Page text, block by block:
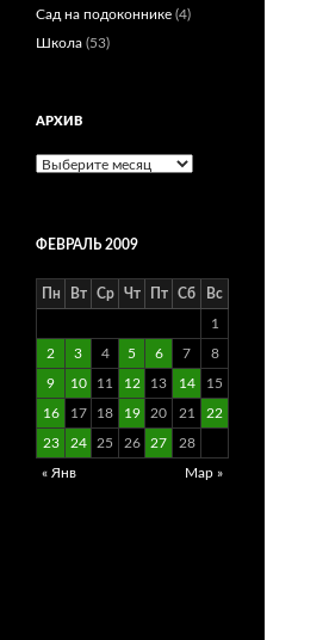
Сад на подоконнике (4)
Школа (53)
АРХИВ
Архив
ФЕВРАЛЬ 2009
Пн Вт Ср Чт Пт Сб Вс
1
2 3 4 5 6 7 8
9 10 11 12 13 14 15
16 17 18 19 20 21 22
23 24 25 26 27 28
« Янв Мар »